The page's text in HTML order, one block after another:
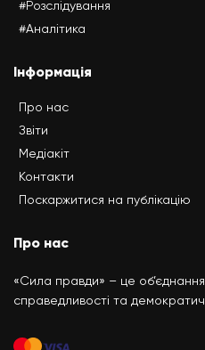
#Розслідування
#Аналітика
Інформація
Про нас
Звіти
Медіакіт
Контакти
Поскаржитися на публікацію
Про нас
«Сила правди» – це об’єднання
справедливості та